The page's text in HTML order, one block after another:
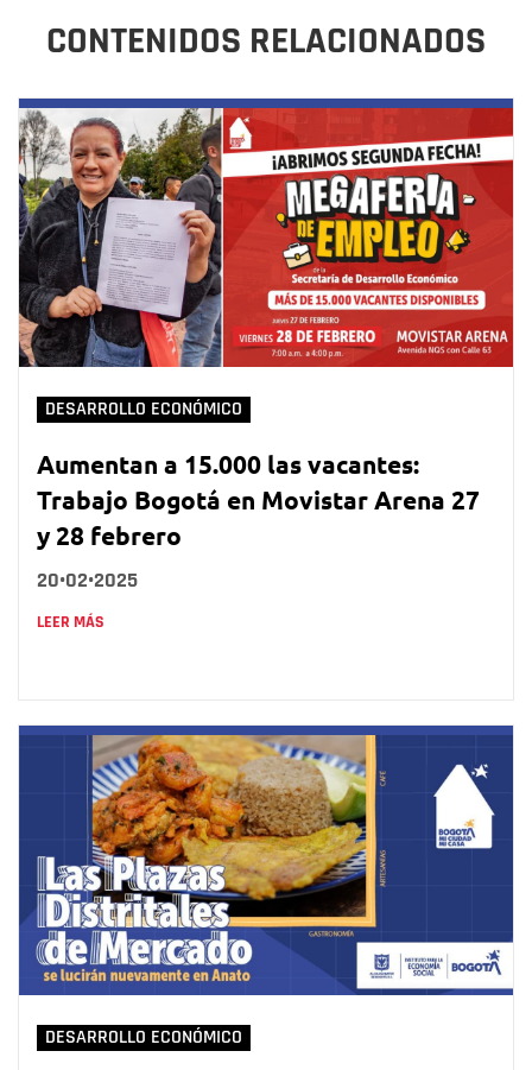
CONTENIDOS RELACIONADOS
DESARROLLO ECONÓMICO
Aumentan a 15.000 las vacantes:
Trabajo Bogotá en Movistar Arena 27
y 28 febrero
20•02•2025
LEER MÁS
DESARROLLO ECONÓMICO